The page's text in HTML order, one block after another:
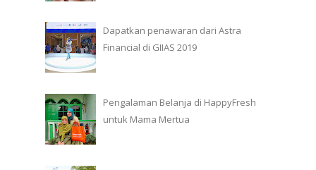
Dapatkan penawaran dari Astra
Financial di GIIAS 2019
Pengalaman Belanja di HappyFresh
untuk Mama Mertua